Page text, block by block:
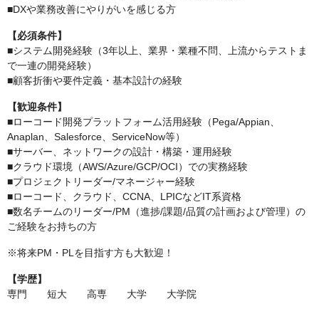
■DXや業務改善にやりがいを感じる方
【必須条件】
■システム開発経験（3年以上、業界・業種不問、上流からテストま
で一連の開発経験）
■顧客折衝や要件定義・基本設計の経験
【歓迎条件】
■ローコード開発プラットフォーム活用経験（Pega/Appian、
Anaplan、Salesforce、ServiceNow等）
■サーバー、ネットワークの設計・構築・運用経験
■クラウド環境（AWS/Azure/GCP/OCI）での実務経験
■プロジェクトリーダー/マネージャー経験
■ローコード、クラウド、CCNA、LPICなどIT系資格
■数名チームのリーダー/PM（進捗/課題/品質の計画および管理）の
ご経験をお持ちの方
※将来PM・PLを目指す方も大歓迎！
【学歴】
専門 短大 高専 大学 大学院